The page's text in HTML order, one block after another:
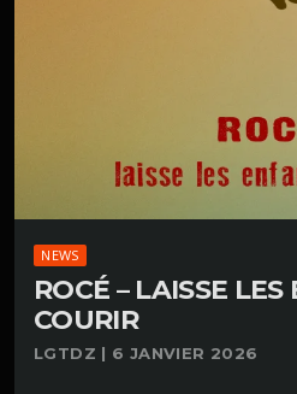
NEWS
ROCÉ – LAISSE LES
COURIR
LGTDZ | 6 JANVIER 2026